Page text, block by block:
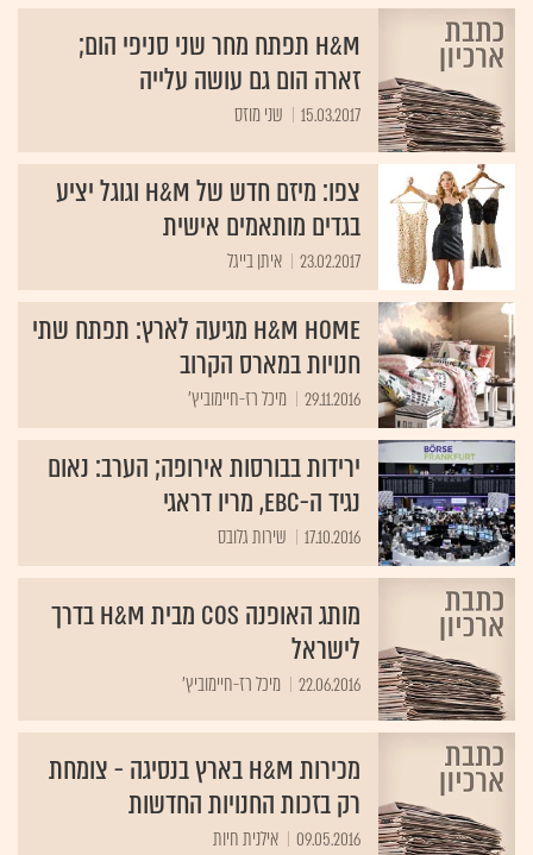
H&M תפתח מחר שני סניפי הום;
זארה הום גם עושה עלייה
15.03.2017 שני מוזס
צפו: מיזם חדש של H&M וגוגל יציע
בגדים מותאמים אישית
23.02.2017 איתן בייגל
H&M HOME מגיעה לארץ: תפתח שתי
חנויות במארס הקרוב
29.11.2016 מיכל רז-חיימוביץ'
ירידות בבורסות אירופה; הערב: נאום
נגיד ה-EBC, מריו דראגי
17.10.2016 שירות גלובס
מותג האופנה COS מבית H&M בדרך
לישראל
22.06.2016 מיכל רז-חיימוביץ'
מכירות H&M בארץ בנסיגה - צומחת
רק בזכות החנויות החדשות
09.05.2016 אילנית חיות